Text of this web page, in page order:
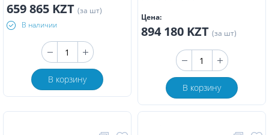
659 865 KZT (за шт)
В наличии
В корзину
Цена:
894 180 KZT (за шт)
В корзину